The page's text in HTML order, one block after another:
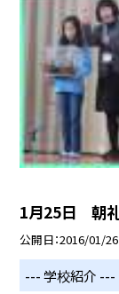
1月25日 朝
公開日 2016/01/26
--- 学校紹介 ---